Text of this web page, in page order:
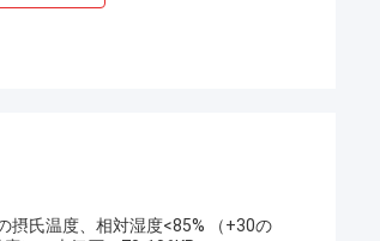
摂氏温度、相対湿度<85% （+30の